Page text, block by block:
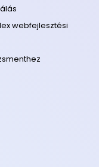
webfejlesztési